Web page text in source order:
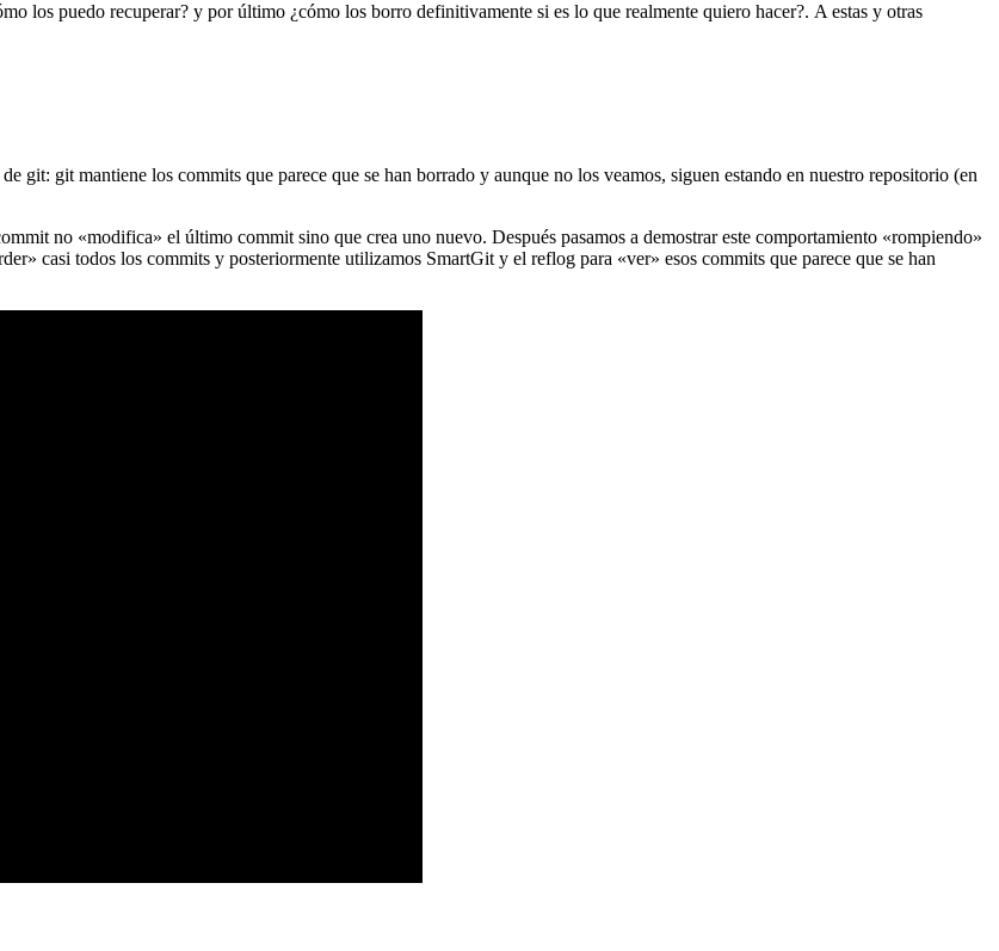
los puedo recuperar? y por último ¿cómo los borro definitivamente si es lo que realmente quiero hacer?. A estas y otras
git: git mantiene los commits que parece que se han borrado y aunque no los veamos, siguen estando en nuestro repositorio (en
no «modifica» el último commit sino que crea uno nuevo. Después pasamos a demostrar este comportamiento «rompiendo»
casi todos los commits y posteriormente utilizamos SmartGit y el reflog para «ver» esos commits que parece que se han